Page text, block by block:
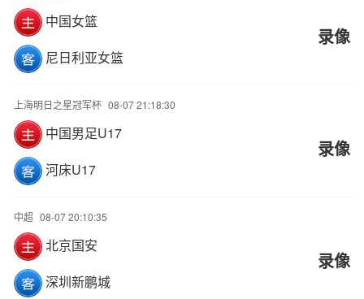
中国女篮
尼日利亚女篮
录像
上海明日之星冠军杯 08-07 21:18:30
中国男足U17
河床U17
录像
中超 08-07 20:10:35
北京国安
深圳新鹏城
录像